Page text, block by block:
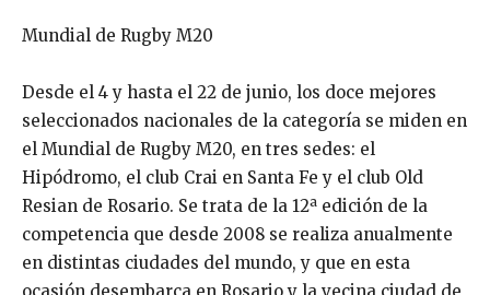
Mundial de Rugby M20
Desde el 4 y hasta el 22 de junio, los doce mejores
seleccionados nacionales de la categoría se miden en
el Mundial de Rugby M20, en tres sedes: el
Hipódromo, el club Crai en Santa Fe y el club Old
Resian de Rosario. Se trata de la 12ª edición de la
competencia que desde 2008 se realiza anualmente
en distintas ciudades del mundo, y que en esta